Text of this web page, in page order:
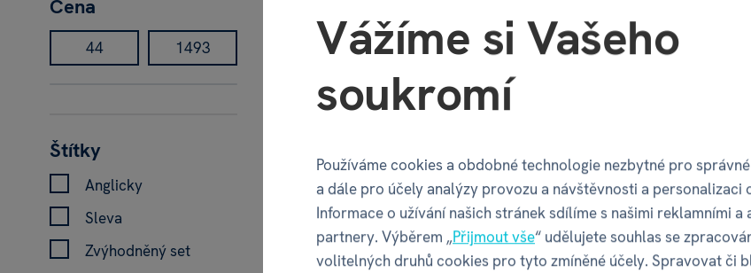
Cena
Štítky
Anglicky
Sleva
Zvýhodněný set
Vlaky na trati
499 Kč 449 Kč 699 Kč
Vážíme si Vašeho
soukromí
Používáme cookies a obdobné technologie nezbytné pro
a dále pro účely analýzy provozu a návštěvnosti a personalizaci
Informace o užívání našich stránek sdílíme s našimi reklamními a
partnery. Výběrem „Přijmout vše“ udělujete souhlas se
volitelných druhů cookies pro tyto zmíněné účely. Spravovat či